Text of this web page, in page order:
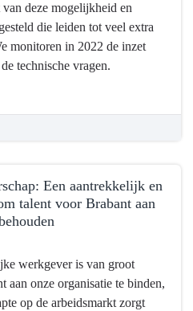
deze mogelijkheid en
die leiden tot veel extra
monitoren in 2022 de inzet
technische vragen.
Een aantrekkelijk en
talent voor Brabant aan
werkgever is van groot
aan onze organisatie te binden,
op de arbeidsmarkt zorgt